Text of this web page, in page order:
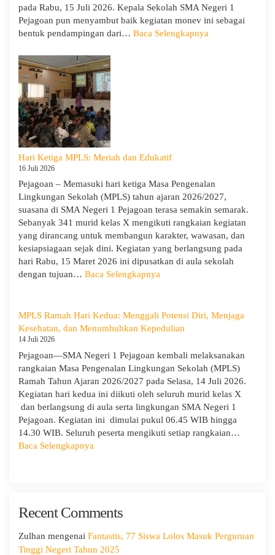
pada Rabu, 15 Juli 2026. Kepala Sekolah SMA Negeri 1
Pejagoan pun menyambut baik kegiatan monev ini sebagai
bentuk pendampingan dari… Baca Selengkapnya
Provinsi
dan
Cabang
Dinas
Pendidikan
Wilayah
IX
Hari Ketiga MPLS: Meriah dan Edukatif
16 Juli 2026
Pejagoan – Memasuki hari ketiga Masa Pengenalan
Lingkungan Sekolah (MPLS) tahun ajaran 2026/2027,
suasana di SMA Negeri 1 Pejagoan terasa semakin semarak.
Sebanyak 341 murid kelas X mengikuti rangkaian kegiatan
yang dirancang untuk membangun karakter, wawasan, dan
kesiapsiagaan sejak dini. Kegiatan yang berlangsung pada
hari Rabu, 15 Maret 2026 ini dipusatkan di aula sekolah
dengan tujuan… Baca Selengkapnya
MPLS:
Meriah
Edukatif
MPLS Ramah Hari Kedua: Menggali Potensi Diri, Menjaga
Kesehatan, dan Menumbuhkan Kepedulian
14 Juli 2026
Pejagoan—SMA Negeri 1 Pejagoan kembali melaksanakan
rangkaian Masa Pengenalan Lingkungan Sekolah (MPLS)
Ramah Tahun Ajaran 2026/2027 pada Selasa, 14 Juli 2026.
Kegiatan hari kedua ini diikuti oleh seluruh murid kelas X
dan berlangsung di aula serta lingkungan SMA Negeri 1
Pejagoan. Kegiatan ini dimulai pukul 06.45 WIB hingga
14.30 WIB. Seluruh peserta mengikuti setiap rangkaian…
Baca Selengkapnya
Menggali
Diri,
Menjaga
Recent Comments
Zulhan mengenai Fantastis, 77 Siswa Lolos Masuk Perguruan
Tinggi Negeri Tahun 2025